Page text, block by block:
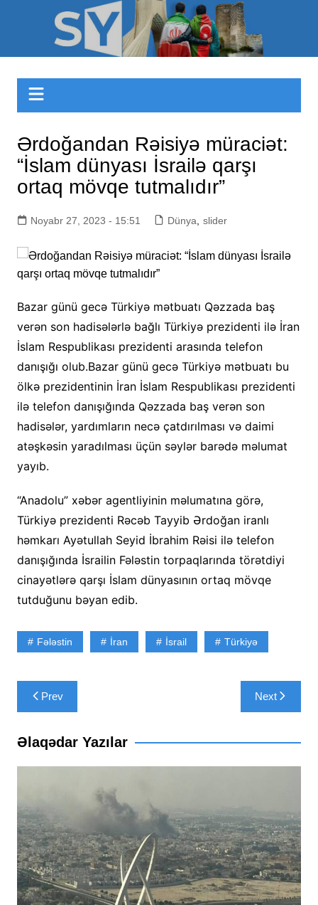
Sizinyol.org
Ərdoğandan Rəisiyə müraciət:
“İslam dünyası İsrailə qarşı
ortaq mövqe tutmalıdır”
Noyabr 27, 2023 - 15:51 Dünya slider
Bazar günü gecə Türkiyə mətbuatı Qəzzada baş
verən son hadisələrlə bağlı Türkiyə prezidenti ilə İran
İslam Respublikası prezidenti arasında telefon
danışığı olub.Bazar günü gecə Türkiyə mətbuatı bu
ölkə prezidentinin İran İslam Respublikası prezidenti
ilə telefon danışığında Qəzzada baş verən son
hadisələr, yardımların necə çatdırılması və daimi
atəşkəsin yaradılması üçün səylər barədə məlumat
yayıb.
“Anadolu” xəbər agentliyinin məlumatına görə,
Türkiyə prezidenti Rəcəb Tayyib Ərdoğan iranlı
həmkarı Ayətullah Seyid İbrahim Rəisi ilə telefon
danışığında İsrailin Fələstin torpaqlarında törətdiyi
cinayətlərə qarşı İslam dünyasının ortaq mövqe
tutduğunu bəyan edib.
Fələstin İran İsrail Türkiyə
Yazı
naviqasiyası
Prev Next
Əlaqədar Yazılar